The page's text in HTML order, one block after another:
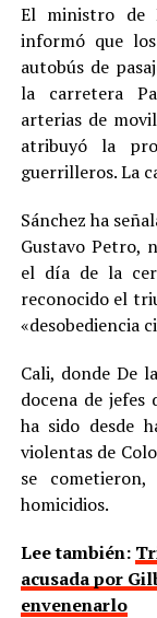
El ministro de
informó que
autobús de
la carretera
arterias de
atribuyó la
guerrilleros. La
Sánchez ha
Gustavo Petro,
el día de la
reconocido el
«desobediencia
Cali, donde De
docena de jefes
ha sido desde
violentas de
se
homicidios.
Lee también:
acusada por
envenenarlo